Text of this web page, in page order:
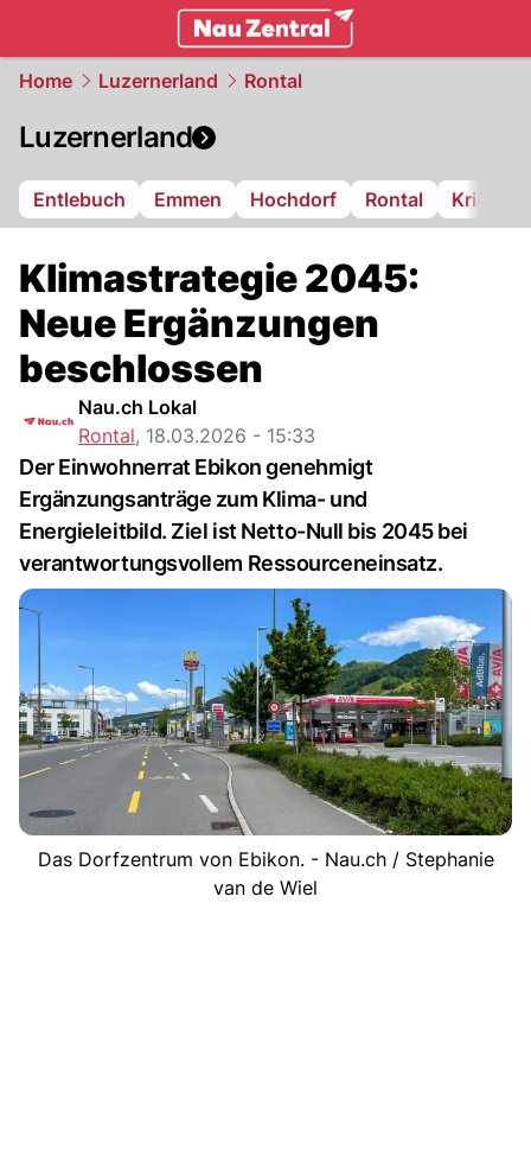
Home Luzernerland Rontal
Luzernerland
Entlebuch Emmen Hochdorf Rontal Kriens
Klimastrategie 2045:
Neue Ergänzungen
beschlossen
Nau.ch Lokal
Rontal, 18.03.2026 - 15:33
Der Einwohnerrat Ebikon genehmigt
Ergänzungsanträge zum Klima- und
Energieleitbild. Ziel ist Netto-Null bis 2045 bei
verantwortungsvollem Ressourceneinsatz.
Das Dorfzentrum von Ebikon. - Nau.ch / Stephanie
van de Wiel